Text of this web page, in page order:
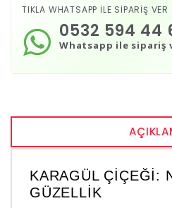
TIKLA WHATSAPP İLE SİPARİŞ VER
Whatsapp ile sipariş
0532 594 44
KARAGÜL ÇIÇEĞI:
GÜZELLIK